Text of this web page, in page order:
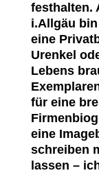
festhalten.
i.Allgäu
eine
Urenkel
Lebens
für eine
eine
schreiben
lassen –